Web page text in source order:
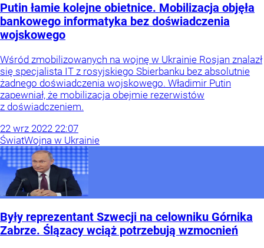
Putin łamie kolejne obietnice. Mobilizacja objęła
bankowego informatyka bez doświadczenia
wojskowego
Wśród zmobilizowanych na wojnę w Ukrainie Rosjan znalazł
się specjalista IT z rosyjskiego Sbierbanku bez absolutnie
żadnego doświadczenia wojskowego. Władimir Putin
zapewniał, że mobilizacja obejmie rezerwistów
z doświadczeniem.
22 wrz 2022 22:07
ŚwiatWojna w Ukrainie
Były reprezentant Szwecji na celowniku Górnika
Zabrze. Ślązacy wciąż potrzebują wzmocnień